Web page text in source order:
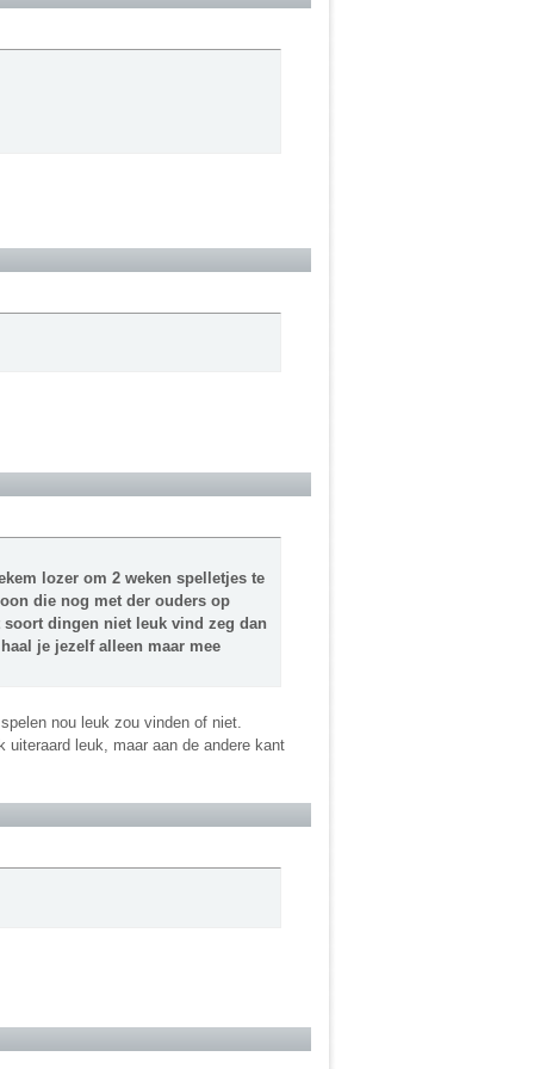
lozer om 2 weken spelletjes te
die nog met der ouders op
dingen niet leuk vind zeg dan
je jezelf alleen maar mee
nou leuk zou vinden of niet.
leuk, maar aan de andere kant